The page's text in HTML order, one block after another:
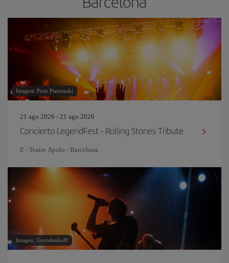
Imagen: Piotr Piatrouski
21 ago 2026 - 21 ago 2026
Concierto LegendFest - Rolling Stones Tribute
E - Teatre Apolo - Barcelona
Imagen: Gorodenkoff